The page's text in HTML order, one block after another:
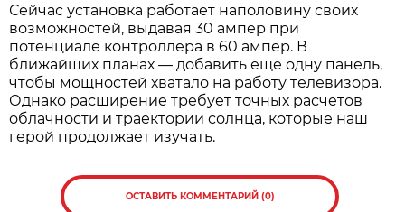
Сейчас установка работает наполовину своих
возможностей, выдавая 30 ампер при
потенциале контроллера в 60 ампер. В
ближайших планах — добавить еще одну панель,
чтобы мощностей хватало на работу телевизора.
Однако расширение требует точных расчетов
облачности и траектории солнца, которые наш
герой продолжает изучать.
ОСТАВИТЬ КОММЕНТАРИЙ (0)